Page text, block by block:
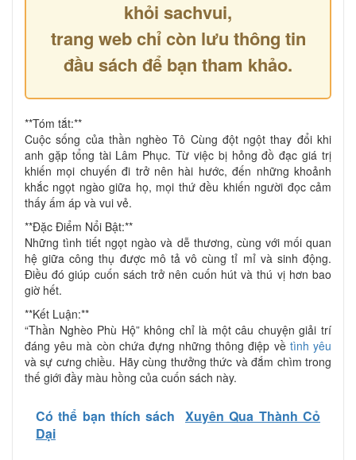
khỏi sachvui,
trang web chỉ còn lưu thông tin
đầu sách để bạn tham khảo.
**Tóm tắt:**
Cuộc sống của thần nghèo Tô Cùng đột ngột thay đổi khi
anh gặp tổng tài Lâm Phục. Từ việc bị hỏng đồ đạc giá trị
khiến mọi chuyến đi trở nên hài hước, đến những khoảnh
khắc ngọt ngào giữa họ, mọi thứ đều khiến người đọc cảm
thấy ấm áp và vui vẻ.
**Đặc Điểm Nổi Bật:**
Những tình tiết ngọt ngào và dễ thương, cùng với mối quan
hệ giữa công thụ được mô tả vô cùng tỉ mỉ và sinh động.
Điều đó giúp cuốn sách trở nên cuốn hút và thú vị hơn bao
giờ hết.
**Kết Luận:**
“Thần Nghèo Phù Hộ” không chỉ là một câu chuyện giải trí
đáng yêu mà còn chứa đựng những thông điệp về tình yêu
và sự cưng chiều. Hãy cùng thưởng thức và đắm chìm trong
thế giới đầy màu hồng của cuốn sách này.
Có thể bạn thích sách
Xuyên Qua Thành Cỏ
Dại